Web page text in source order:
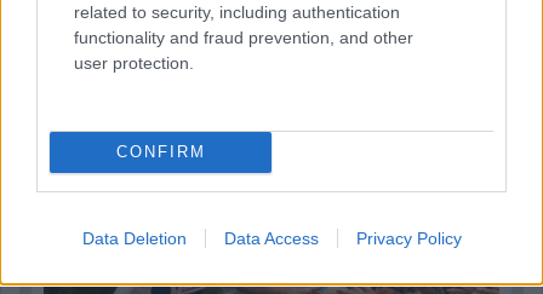
related to security, including authentication
functionality and fraud prevention, and other
user protection.
CONFIRM
Data Deletion Data Access Privacy Policy
Kerékpáros világbajnokságra kvalifikálta magát Bottas az
F1-es nyári szünetben